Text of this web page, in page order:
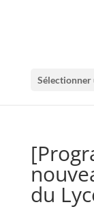
Sélectionner
du